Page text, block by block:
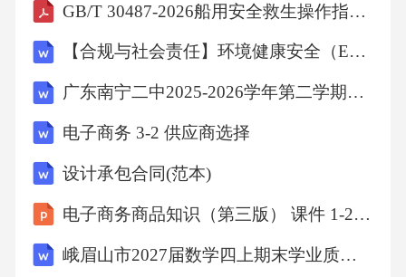
业趋势与应对策略1.数字化转型：随着数字化技
术的普及，会计学专业人士需要掌握数字化技
保：在全球环保意识的提高下，绿色会计和可
持续发展将成为未来的重要趋势。会计学专业
人士需要关注环保和可持续发展领域的知识，
以适应这一趋势。3.法规与政策变化：关注国内
以适应新的政策要求。4.国际化发展：随着全球
GB/T 30487-2026船用安全救生操作指示图
【合规与社会责任】环境健康安全（EHS）专项审计计划
广东南宁二中2025-2026学年第二学期七年级第十六周数学课堂训练(含答案)
电子商务 3-2 供应商选择
设计承包合同(范本)
电子商务商品知识（第三版） 课件 1-2 品牌设计
峨眉山市2027届数学四上期末学业质量监测模拟试题含解析